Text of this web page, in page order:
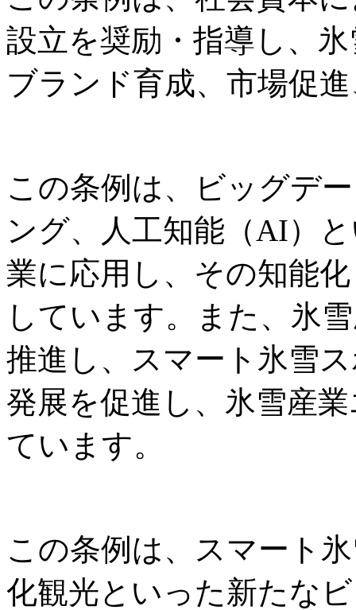
設立を奨励・指導し、
ブランド育成、市場促
この条例は、ビッグデ
ング、人工知能（AI）
業に応用し、その知能
しています。また、氷
推進し、スマート氷雪
発展を促進し、氷雪産
ています。
この条例は、スマート
化観光といった新たな